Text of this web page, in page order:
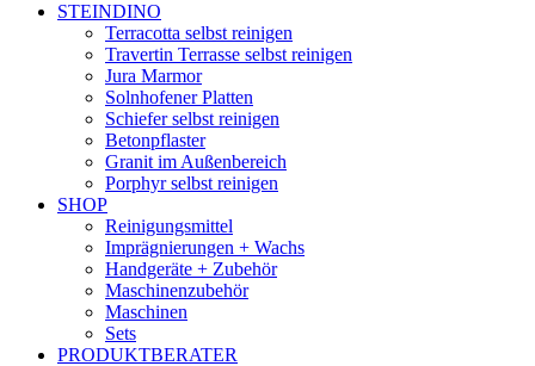
STEINDINO
Terracotta selbst reinigen
Travertin Terrasse selbst reinigen
Jura Marmor
Solnhofener Platten
Schiefer selbst reinigen
Betonpflaster
Granit im Außenbereich
Porphyr selbst reinigen
SHOP
Reinigungsmittel
Imprägnierungen + Wachs
Handgeräte + Zubehör
Maschinenzubehör
Maschinen
Sets
PRODUKTBERATER